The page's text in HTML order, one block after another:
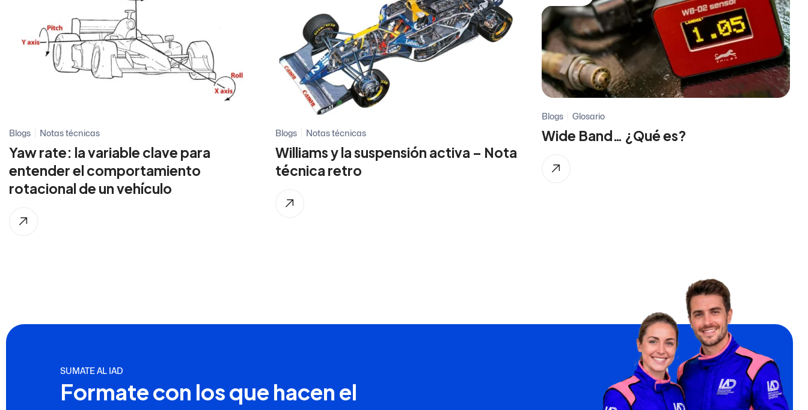
Blogs Notas técnicas
Yaw rate: la variable clave para
entender el comportamiento
rotacional de un vehículo
Blogs Notas técnicas
Williams y la suspensión activa – Nota
técnica retro
Blogs Glosario
Wide Band… ¿Qué es?
SUMATE AL IAD
Formate con los que hacen el